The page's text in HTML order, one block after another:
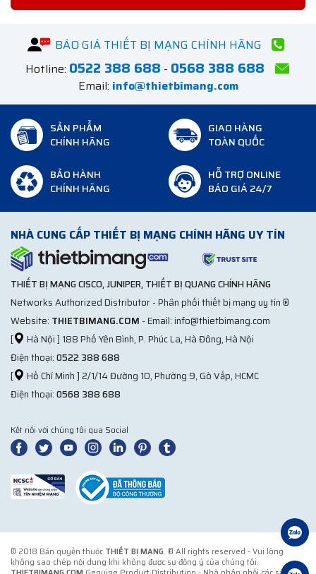
BÁO GIÁ THIẾT BỊ MẠNG CHÍNH HÃNG
Hotline: 0522 388 688 - 0568 388 688
Email: info@thietbimang.com
SẢN PHẨM
CHÍNH HÃNG
GIAO HÀNG
TOÀN QUỐC
BẢO HÀNH
CHÍNH HÃNG
HỖ TRỢ ONLINE
BÁO GIÁ 24/7
NHÀ CUNG CẤP THIẾT BỊ MẠNG CHÍNH HÃNG UY TÍN
THIẾT BỊ MẠNG CISCO, JUNIPER, THIẾT BỊ QUANG CHÍNH HÃNG
Networks Authorized Distributor - Phân phối thiết bị mạng uy tín ®
Website: THIETBIMANG.COM - Email: info@thietbimang.com
[
Hà Nội ] 188 Phố Yên Bình, P. Phúc La, Hà Đông, Hà Nội
Điện thoại:0522 388 688
[
Hồ Chí Minh ] 2/1/14 Đường 10, Phường 9, Gò Vấp, HCMC
Điện thoại:0568 388 688
Kết nối với chúng tôi qua Social
© 2018 Bản quyền thuộc THIẾT BỊ MẠNG. ® All rights reserved - Vui lòng
không sao chép nội dung khi không được sự đồng ý của chúng tôi.